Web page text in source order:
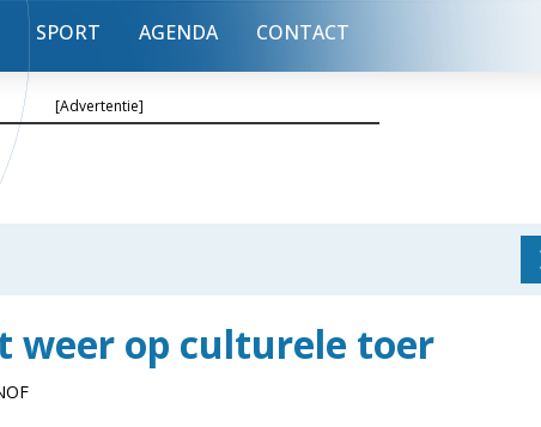
SPORT AGENDA CONTACT
[Advertentie]
weer op culturele toer